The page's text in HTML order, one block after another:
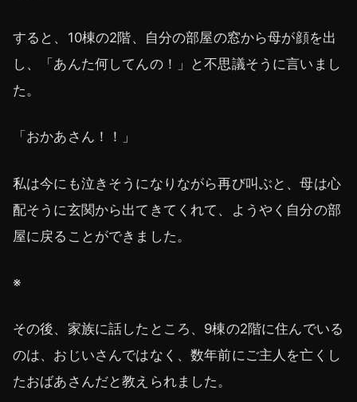
すると、10棟の2階、自分の部屋の窓から母が顔を出
し、「あんた何してんの！」と不思議そうに言いまし
た。
「おかあさん！！」
私は今にも泣きそうになりながら再び叫ぶと、母は心
配そうに玄関から出てきてくれて、ようやく自分の部
屋に戻ることができました。
※
その後、家族に話したところ、9棟の2階に住んでいる
のは、おじいさんではなく、数年前にご主人を亡くし
たおばあさんだと教えられました。